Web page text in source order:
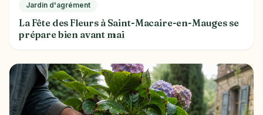
Jardin d'agrément
La Fête des Fleurs à Saint-Macaire-en-Mauges se
prépare bien avant mai